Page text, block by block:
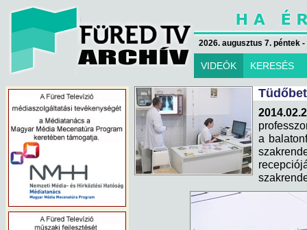
2026. augusztus 7. péntek
VIDEÓK KERESÉS
a